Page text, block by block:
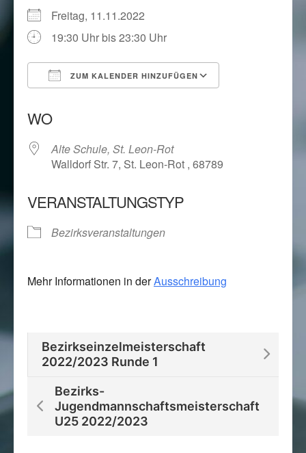
Freitag, 11.11.2022
19:30 Uhr bis 23:30 Uhr
ZUM KALENDER HINZUFÜGEN
WO
Alte Schule, St. Leon-Rot
Walldorf Str. 7, St. Leon-Rot , 68789
VERANSTALTUNGSTYP
Bezirksveranstaltungen
Mehr Informationen in derAusschreibung
Bezirkseinzelmeisterschaft
2022/2023 Runde 1
Bezirks-
Jugendmannschaftsmeisterschaft
U25 2022/2023